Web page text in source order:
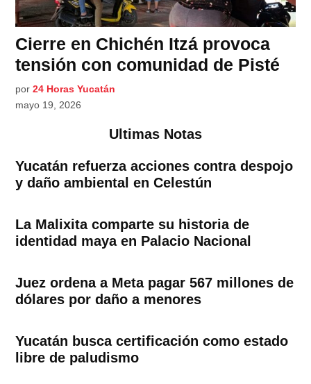
Cierre en Chichén Itzá provoca
tensión con comunidad de Pisté
por 24 Horas Yucatán
mayo 19, 2026
Ultimas Notas
Yucatán refuerza acciones contra despojo
y daño ambiental en Celestún
La Malixita comparte su historia de
identidad maya en Palacio Nacional
Juez ordena a Meta pagar 567 millones de
dólares por daño a menores
Yucatán busca certificación como estado
libre de paludismo